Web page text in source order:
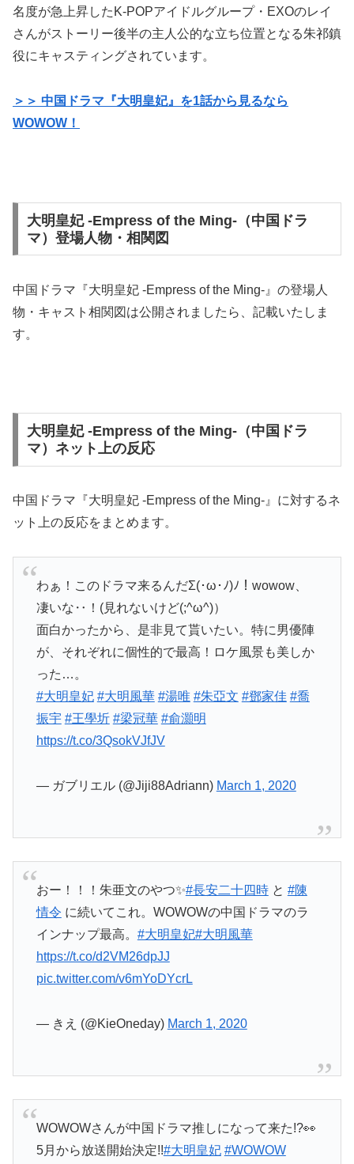
名度が急上昇したK-POPアイドルグループ・EXOのレイ
さんがストーリー後半の主人公的な立ち位置となる朱祁鎮
役にキャスティングされています。
＞＞ 中国ドラマ『大明皇妃』を1話から見るなら
WOWOW！
大明皇妃 -Empress of the Ming-（中国ドラ
マ）登場人物・相関図
中国ドラマ『大明皇妃 -Empress of the Ming-』の登場人
物・キャスト相関図は公開されましたら、記載いたしま
す。
大明皇妃 -Empress of the Ming-（中国ドラ
マ）ネット上の反応
中国ドラマ『大明皇妃 -Empress of the Ming-』に対するネ
ット上の反応をまとめます。
わぁ！このドラマ来るんだΣ(･ω･ﾉ)ﾉ！wowow、
凄いな‥！(見れないけど(;^ω^)）
面白かったから、是非見て貰いたい。特に男優陣
が、それぞれに個性的で最高！ロケ風景も美しか
った…。
#大明皇妃 #大明風華 #湯唯 #朱亞文 #鄧家佳 #喬
振宇 #王學圻 #梁冠華 #俞灝明
https://t.co/3QsokVJfJV
— ガブリエル (@Jiji88Adriann) March 1, 2020
おー！！！朱亜文のやつ✨#長安二十四時と #陳
情令 に続いてこれ。WOWOWの中国ドラマのラ
インナップ最高。 #大明皇妃#大明風華
https://t.co/d2VM26dpJJ
pic.twitter.com/v6mYoDYcrL
— きえ (@KieOneday) March 1, 2020
WOWOWさんが中国ドラマ推しになって来た!?👀
5月から放送開始決定!!#大明皇妃 #WOWOW